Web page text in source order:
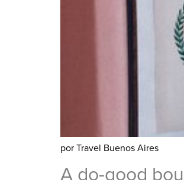
por Travel Buenos Aires
A do-good